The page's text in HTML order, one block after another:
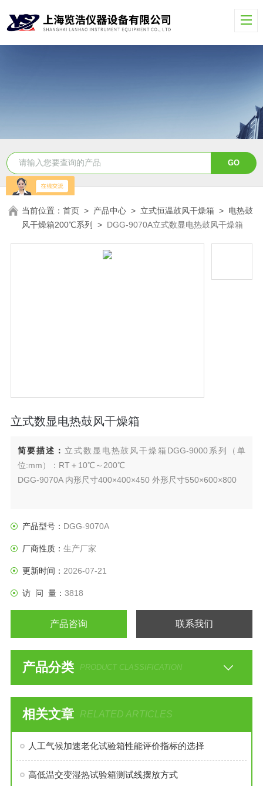
当前位置：首页 > 产品中心 > 立式恒温鼓风干燥箱 > 电热鼓
风干燥箱200℃系列 > DGG-9070A立式数显电热鼓风干燥箱
立式数显电热鼓风干燥箱
简要描述： 立式数显电热鼓风干燥箱DGG-9000系列（单
位:mm）：RT＋10℃～200℃
DGG-9070A 内形尺寸400×400×450 外形尺寸550×600×800
产品型号： DGG-9070A
厂商性质： 生产厂家
更新时间： 2026-07-21
访 问 量： 3818
产品咨询 联系我们
产品分类 PRODUCT CLASSIFICATION
相关文章 RELATED ARTICLES
人工气候加速老化试验箱性能评价指标的选择
高低温交变湿热试验箱测试线摆放方式